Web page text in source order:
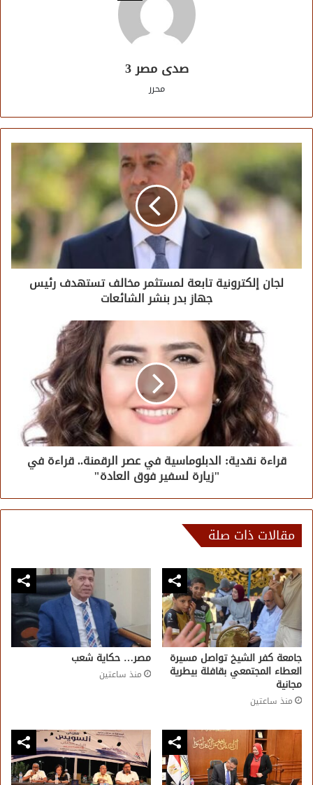
صدى مصر 3
محرر
لجان إلكترونية تابعة لمستثمر مخالف تستهدف رئيس
جهاز بدر بنشر الشائعات
قراءة نقدية: الدبلوماسية في عصر الرقمنة.. قراءة في
"زيارة لسفير فوق العادة"
مقالات ذات صلة
جامعة كفر الشيخ تواصل مسيرة
العطاء المجتمعي بقافلة بيطرية
مجانية
منذ ساعتين
مصر… حكاية شعب
منذ ساعتين